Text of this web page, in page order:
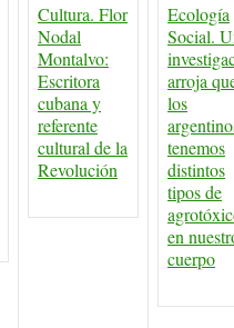
Cultura. Flor
Nodal
Montalvo:
Escritora
cubana y
referente
cultural de la
Revolución
Ecología
Social.
arroja
los
tenemos
distintos
tipos de
en
cuerpo